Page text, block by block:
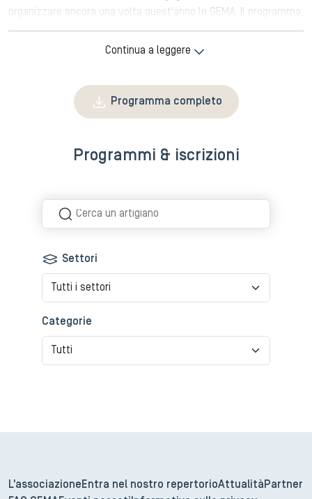
organizzare ancora una volta quest'anno le GEMA. Il programma,
di altissima qualità, è stato arricchito e migliorato, con
un'attenzione particolare alle conferenze che sicuramente
Ma questo momento clou annuale di un'intensa attività a favore
delle artigiane e degli artigiani dei mestieri d'arte del nostro
esigenze. La sua crescita, il suo sviluppo, la moltiplicazione
delle sue attività, dei suoi eventi e dei suoi progetti servono a
il ruolo assolutamente essenziale di tramite per la qualità e
cantone oltre i suoi confini gli deve molto.
in ogni caso dimostrato l’attaccamento dei ginevrini a queste
professioni senza tempo, ma così attuali. Ha inoltre confermato
lo stupore degli studenti, colpiti dalla scoperta dei mestieri
Nicolas Rufener
Continua a leggere
Programma completo
Programmi & iscrizioni
Settori
Categorie
L'associazione Entra nel nostro repertorioAttualità Partner